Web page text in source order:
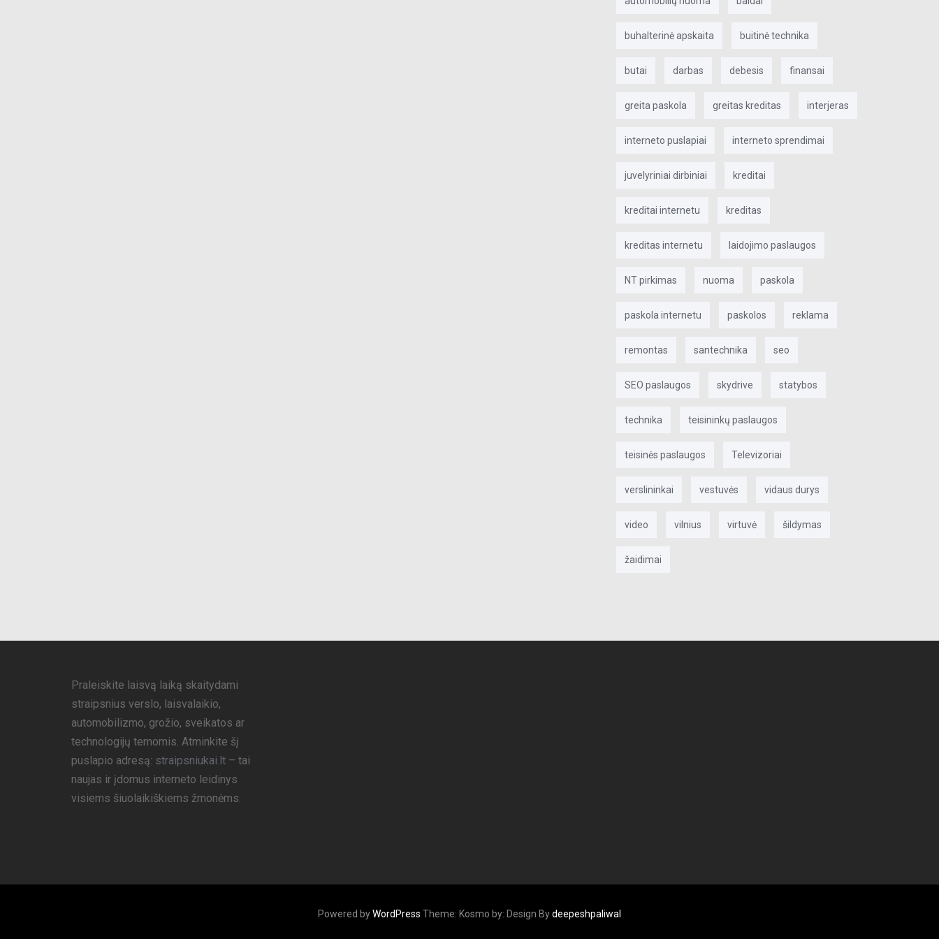
buhalterinė apskaita buitinė technika
butai darbas debesis finansai
greita paskola greitas kreditas interjeras
interneto puslapiai interneto sprendimai
juvelyriniai dirbiniai kreditai
kreditai internetu kreditas
kreditas internetu laidojimo paslaugos
NT pirkimas nuoma paskola
paskola internetu paskolos reklama
remontas santechnika seo
SEO paslaugos skydrive statybos
technika teisininkų paslaugos
teisinės paslaugos Televizoriai
verslininkai vestuvės vidaus durys
video vilnius virtuvė šildymas
žaidimai
Praleiskite laisvą laiką skaitydami
straipsnius verslo, laisvalaikio,
automobilizmo, grožio, sveikatos ar
technologijų temomis. Atminkite šį
puslapio adresą: straipsniukai.lt – tai
naujas ir įdomus interneto leidinys
visiems šiuolaikiškiems žmonėms.
Powered byWordPress Theme: Kosmo by: Design Bydeepeshpaliwal